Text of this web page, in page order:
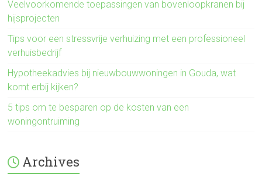
Veelvoorkomende toepassingen van bovenloopkranen bij
hijsprojecten
Tips voor een stressvrije verhuizing met een professioneel
verhuisbedrijf
Hypotheekadvies bij nieuwbouwwoningen in Gouda, wat
komt erbij kijken?
5 tips om te besparen op de kosten van een
woningontruiming
Archives